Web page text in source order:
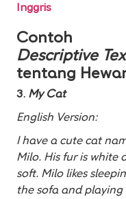
Inggris
Contoh
Descriptive
tentang
3. My Cat
English Version:
I have a cute cat
Milo. His fur is white
soft. Milo likes
the sofa and playing